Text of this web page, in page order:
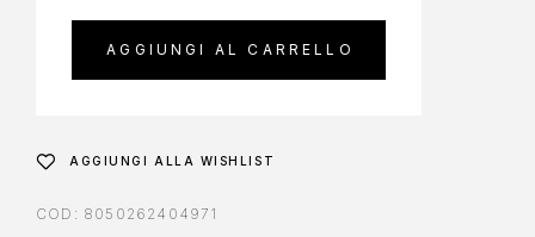
AGGIUNGI AL CARRELLO
AGGIUNGI ALLA WISHLIST
COD: 8050262404971